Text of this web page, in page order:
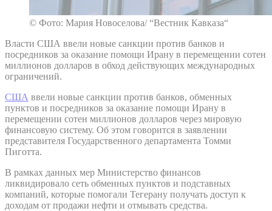
© Фото: Мария Новоселова/ “Вестник Кавказа“
Власти США ввели новые санкции против банков и
посредников за оказание помощи Ирану в перемещении сотен
миллионов долларов в обход действующих международных
ограничений.
США ввели новые санкции против банков, обменных
пунктов и посредников за оказание помощи Ирану в
перемещении сотен миллионов долларов через мировую
финансовую систему. Об этом говорится в заявлении
представителя Государственного департамента Томми
Пиготта.
В рамках данных мер Министерство финансов
ликвидировало сеть обменных пунктов и подставных
компаний, которые помогали Тегерану получать доступ к
доходам от продажи нефти и отмывать средства.